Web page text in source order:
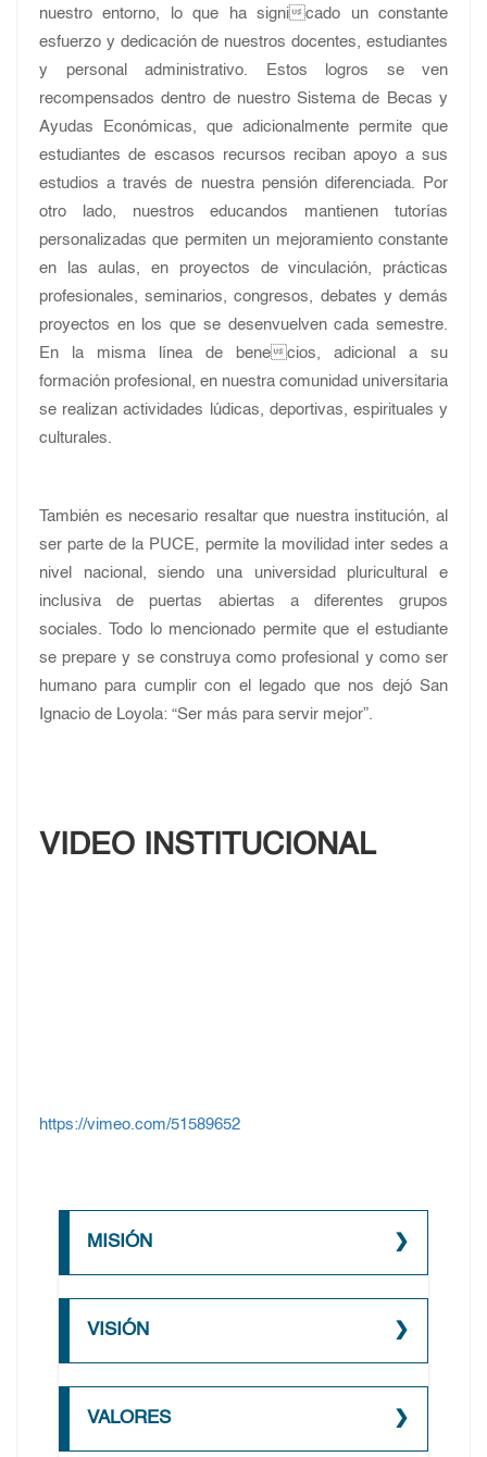
nuestro entorno, lo que ha signicado un constante
esfuerzo y dedicación de nuestros docentes, estudiantes
y personal administrativo. Estos logros se ven
recompensados dentro de nuestro Sistema de Becas y
Ayudas Económicas, que adicionalmente permite que
estudiantes de escasos recursos reciban apoyo a sus
estudios a través de nuestra pensión diferenciada. Por
otro lado, nuestros educandos mantienen tutorías
personalizadas que permiten un mejoramiento constante
en las aulas, en proyectos de vinculación, prácticas
profesionales, seminarios, congresos, debates y demás
proyectos en los que se desenvuelven cada semestre.
En la misma línea de benecios, adicional a su
formación profesional, en nuestra comunidad universitaria
se realizan actividades lúdicas, deportivas, espirituales y
culturales.
También es necesario resaltar que nuestra institución, al
ser parte de la PUCE, permite la movilidad inter sedes a
nivel nacional, siendo una universidad pluricultural e
inclusiva de puertas abiertas a diferentes grupos
sociales. Todo lo mencionado permite que el estudiante
se prepare y se construya como profesional y como ser
humano para cumplir con el legado que nos dejó San
Ignacio de Loyola: “Ser más para servir mejor”.
VIDEO INSTITUCIONAL
https://vimeo.com/51589652
MISIÓN
VISIÓN
VALORES